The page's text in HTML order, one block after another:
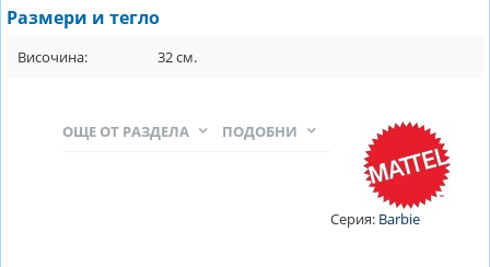
Размери и тегло
Височина: 32см.
Серия: Barbie
ПОДОБНИ
ОЩЕ ОТ РАЗДЕЛА